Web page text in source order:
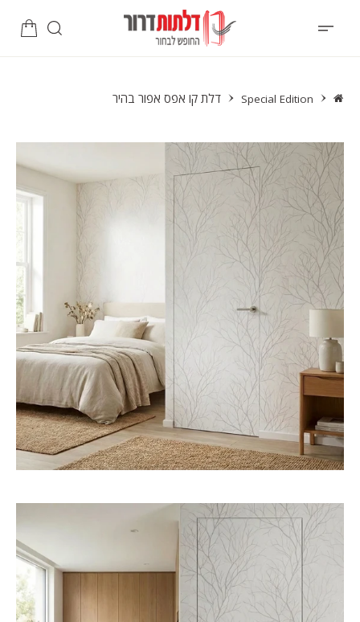
Special Edition דלת קו אפס אפור בהיר
מדיה
במודל